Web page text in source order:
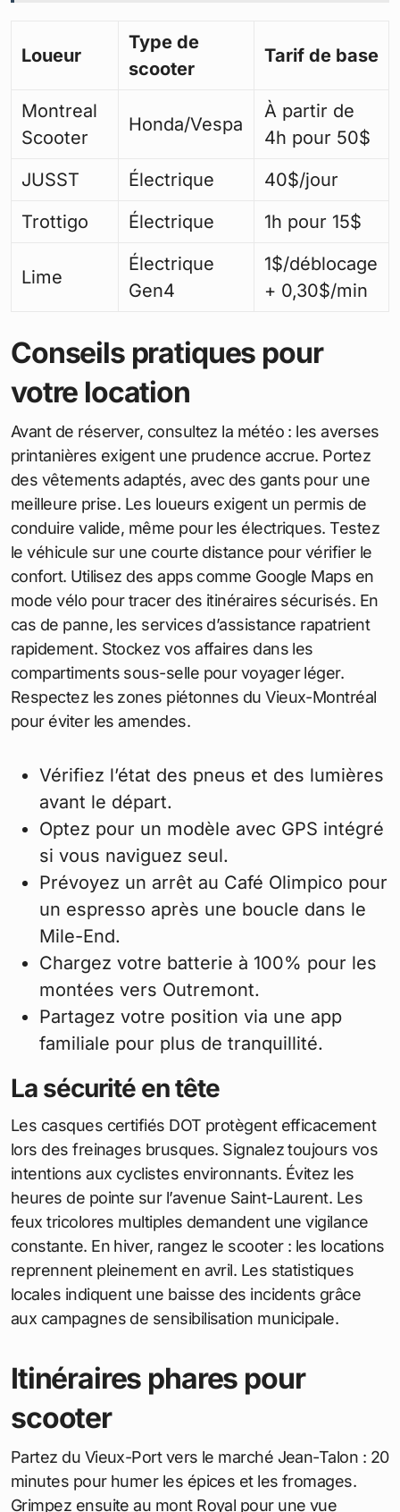
Loueur
Type de
scooter
Tarif de base
Montreal
Scooter
Honda/Vespa
À partir de
4h pour 50$
JUSST
Électrique
40$/jour
Trottigo
Électrique 1h pour 15$
Lime
Électrique
Gen4
1$/déblocage
+ 0,30$/min
Conseils pratiques pour
votre location
Avant de réserver, consultez la météo : les averses
printanières exigent une prudence accrue. Portez
des vêtements adaptés, avec des gants pour une
meilleure prise. Les loueurs exigent un permis de
conduire valide, même pour les électriques. Testez
le véhicule sur une courte distance pour vérifier le
confort. Utilisez des apps comme Google Maps en
mode vélo pour tracer des itinéraires sécurisés. En
cas de panne, les services d’assistance rapatrient
rapidement. Stockez vos affaires dans les
compartiments sous-selle pour voyager léger.
Respectez les zones piétonnes du Vieux-Montréal
pour éviter les amendes.
Vérifiez l’état des pneus et des lumières
avant le départ.
Optez pour un modèle avec GPS intégré
si vous naviguez seul.
Prévoyez un arrêt au Café Olimpico pour
un espresso après une boucle dans le
Mile-End.
Chargez votre batterie à 100% pour les
montées vers Outremont.
Partagez votre position via une app
familiale pour plus de tranquillité.
La sécurité en tête
Les casques certifiés DOT protègent efficacement
lors des freinages brusques. Signalez toujours vos
intentions aux cyclistes environnants. Évitez les
heures de pointe sur l’avenue Saint-Laurent. Les
feux tricolores multiples demandent une vigilance
constante. En hiver, rangez le scooter : les locations
reprennent pleinement en avril. Les statistiques
locales indiquent une baisse des incidents grâce
aux campagnes de sensibilisation municipale.
Itinéraires phares pour
scooter
Partez du Vieux-Port vers le marché Jean-Talon : 20
minutes pour humer les épices et les fromages.
Grimpez ensuite au mont Royal pour une vue